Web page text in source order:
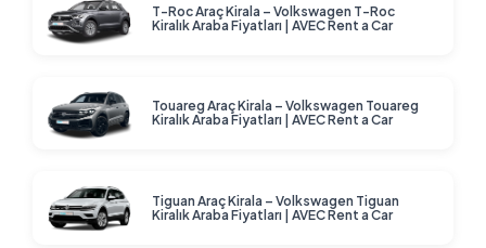
T-Roc Araç Kirala – Volkswagen T-Roc
Kiralık Araba Fiyatları | AVEC Rent a Car
Touareg Araç Kirala – Volkswagen Touareg
Kiralık Araba Fiyatları | AVEC Rent a Car
Tiguan Araç Kirala – Volkswagen Tiguan
Kiralık Araba Fiyatları | AVEC Rent a Car